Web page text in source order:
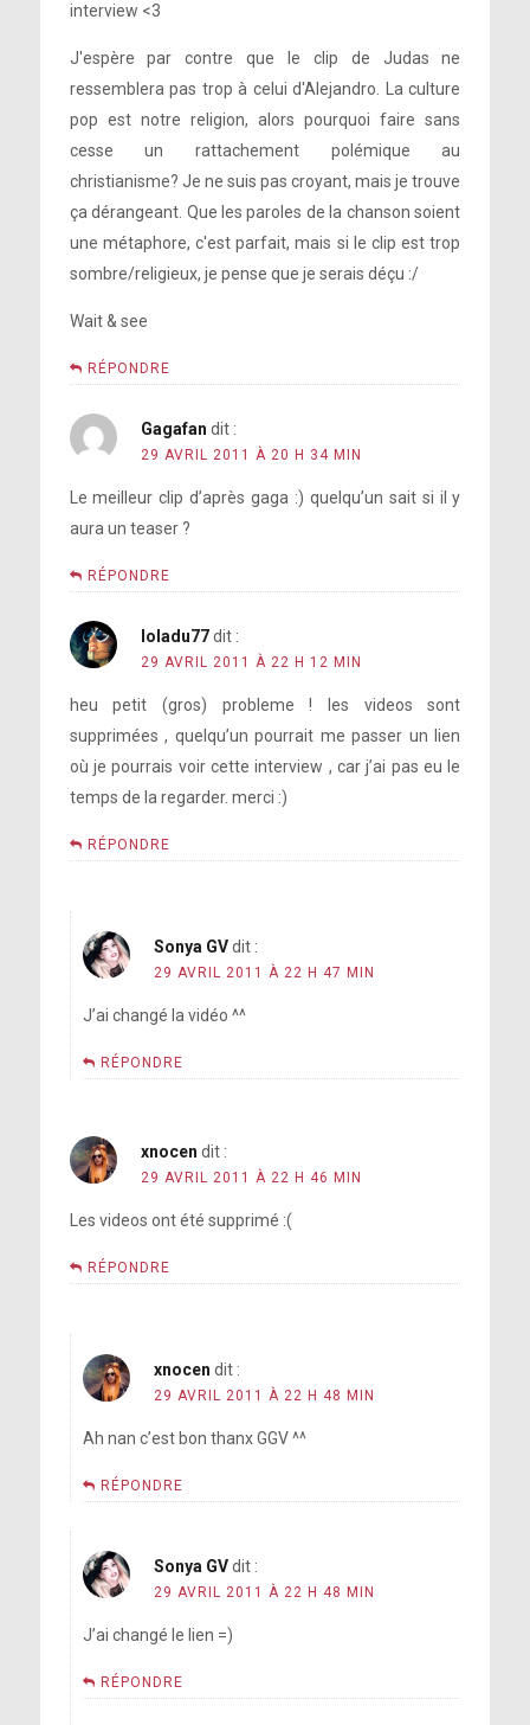
interview <3
J'espère par contre que le clip de Judas ne
ressemblera pas trop à celui d'Alejandro. La culture
pop est notre religion, alors pourquoi faire sans
cesse un rattachement polémique au
christianisme? Je ne suis pas croyant, mais je trouve
ça dérangeant. Que les paroles de la chanson soient
une métaphore, c'est parfait, mais si le clip est trop
sombre/religieux, je pense que je serais déçu :/
Wait & see
RÉPONDRE
Gagafan dit :
29 AVRIL 2011 À 20 H 34 MIN
Le meilleur clip d’après gaga :) quelqu’un sait si il y
aura un teaser ?
RÉPONDRE
loladu77 dit :
29 AVRIL 2011 À 22 H 12 MIN
heu petit (gros) probleme ! les videos sont
supprimées , quelqu’un pourrait me passer un lien
où je pourrais voir cette interview , car j’ai pas eu le
temps de la regarder. merci :)
RÉPONDRE
Sonya GV dit :
29 AVRIL 2011 À 22 H 47 MIN
J’ai changé la vidéo ^^
RÉPONDRE
xnocen dit :
29 AVRIL 2011 À 22 H 46 MIN
Les videos ont été supprimé :(
RÉPONDRE
xnocen dit :
29 AVRIL 2011 À 22 H 48 MIN
Ah nan c’est bon thanx GGV ^^
RÉPONDRE
Sonya GV dit :
29 AVRIL 2011 À 22 H 48 MIN
J’ai changé le lien =)
RÉPONDRE